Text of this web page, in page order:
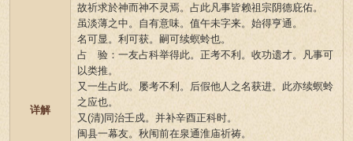
详解
故祈求於神而神不灵焉。占此凡事皆赖祖宗阴德庇佑。
虽淡薄之中。自有意味。值午未字来。始得亨通。
名可显。利可获。嗣可续螟蛉也。
占 验：一友占科举得此。正考不利。收功遗才。凡事可
以类推。
又一生占此。屡考不利。后假他人之名获进。此亦续螟蛉
之应也。
又(清)同治壬戍。并补辛酉正科时。
闽县一幕友。秋闱前在泉通淮庙祈祷。